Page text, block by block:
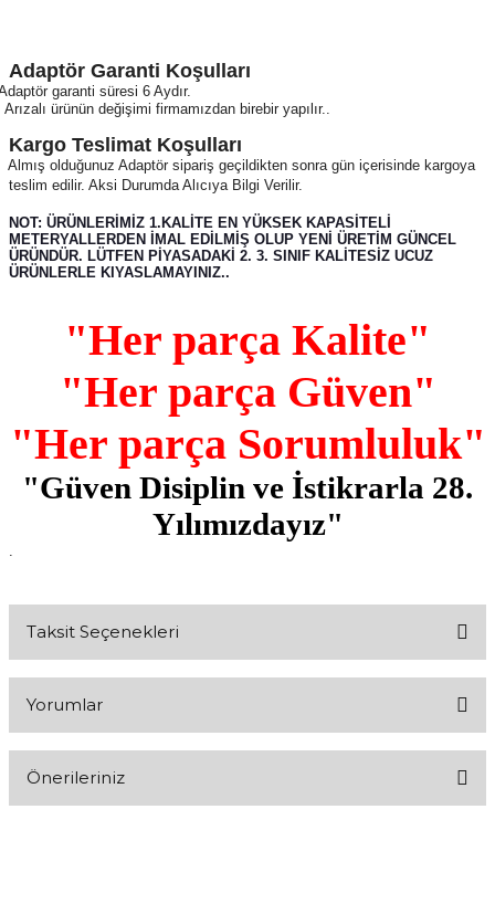
Adaptör Garanti Koşulları
garanti süresi 6 Aydır.
Arızalı ürünün değişimi firmamızdan birebir yapılır..
Kargo Teslimat Koşulları
Almış olduğunuz Adaptör sipariş geçildikten sonra gün içerisinde kargoya
teslim edilir. Aksi Durumda Alıcıya Bilgi Verilir.
NOT: ÜRÜNLERİMİZ 1.KALİTE EN YÜKSEK KAPASİTELİ
METERYALLERDEN İMAL EDİLMİŞ OLUP YENİ ÜRETİM GÜNCEL
ÜRÜNDÜR. LÜTFEN PİYASADAKİ 2. 3. SINIF KALİTESİZ UCUZ
ÜRÜNLERLE KIYASLAMAYINIZ..
"Her parça Kalite"
"Her parça Güven"
"Her parça Sorumluluk"
"Güven Disiplin ve İstikrarla 28.
Yılımızdayız"
.
Taksit Seçenekleri
Yorumlar
Önerileriniz